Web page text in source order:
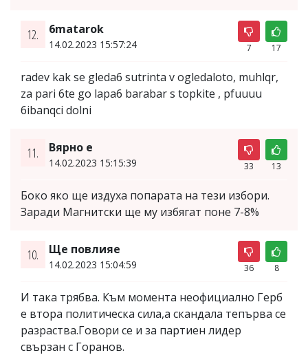
12. 6matarok
14.02.2023 15:57:24 7 17
radev kak se gleda6 sutrinta v ogledaloto, muhlqr,
za pari 6te go lapa6 barabar s topkite , pfuuuu
6ibanqci dolni
11. Вярно е
14.02.2023 15:15:39 33 13
Боко яко ще издуха попарата на тези избори.
Заради Магнитски ще му избягат поне 7-8%
10. Ще повлияе
14.02.2023 15:04:59 36 8
И така трябва. Към момента неофициално Герб
е втора политическа сила,а скандала тепърва се
разраства.Говори се и за партиен лидер
свързан с Горанов.